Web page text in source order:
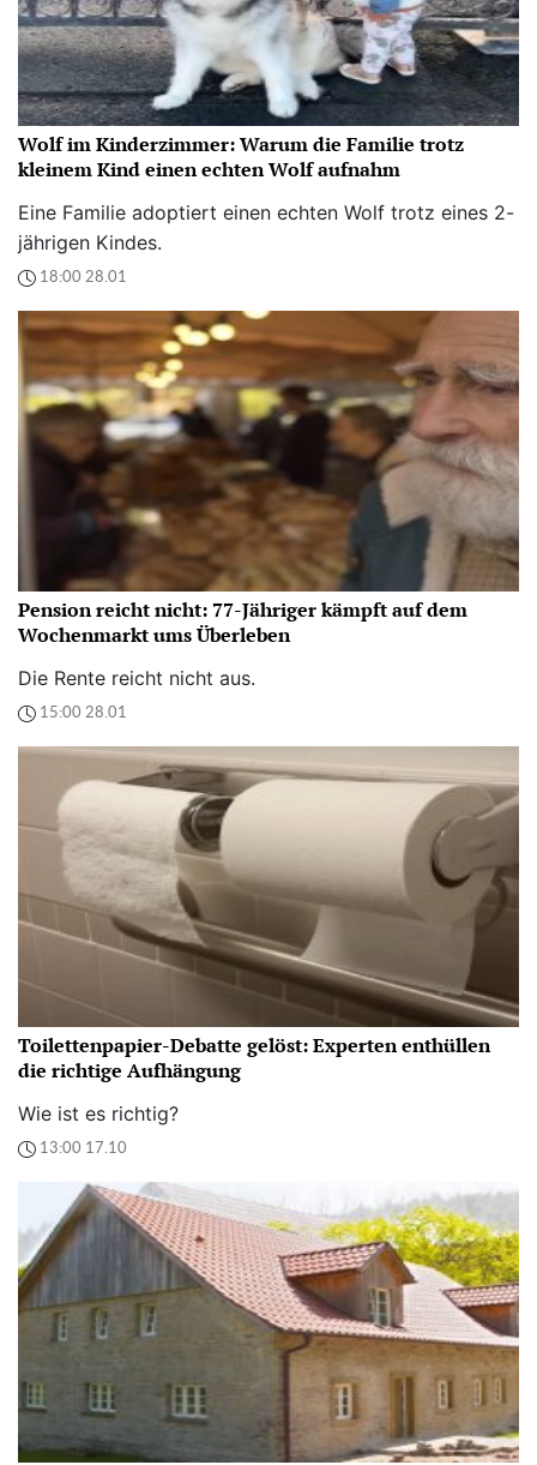
Wolf im Kinderzimmer: Warum die Familie trotz
kleinem Kind einen echten Wolf aufnahm
Eine Familie adoptiert einen echten Wolf trotz eines 2-
jährigen Kindes.
18:00 28.01
Pension reicht nicht: 77-Jähriger kämpft auf dem
Wochenmarkt ums Überleben
Die Rente reicht nicht aus.
15:00 28.01
Toilettenpapier-Debatte gelöst: Experten enthüllen
die richtige Aufhängung
Wie ist es richtig?
13:00 17.10